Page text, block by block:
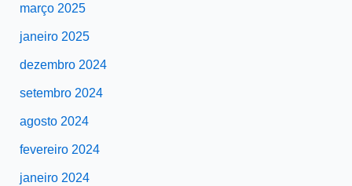
março 2025
janeiro 2025
dezembro 2024
setembro 2024
agosto 2024
fevereiro 2024
janeiro 2024